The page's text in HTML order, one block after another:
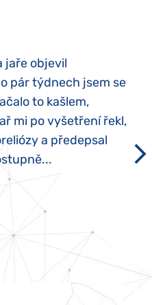
jaře objevil
pár týdnech jsem se
to kašlem,
mi po vyšetření řekl,
a předepsal